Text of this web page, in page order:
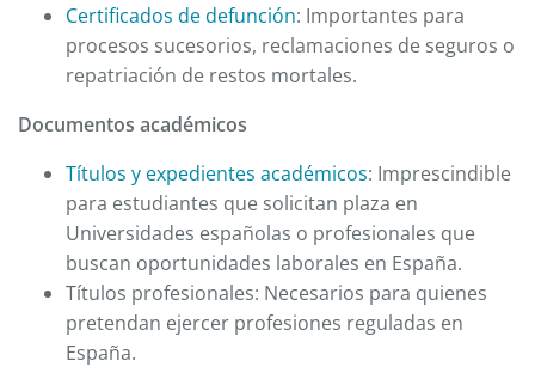
Certificados de defunción: Importantes para
procesos sucesorios, reclamaciones de seguros o
repatriación de restos mortales.
Documentos académicos
Títulos y expedientes académicos: Imprescindible
para estudiantes que solicitan plaza en
Universidades españolas o profesionales que
buscan oportunidades laborales en España.
Títulos profesionales: Necesarios para quienes
pretendan ejercer profesiones reguladas en
España.